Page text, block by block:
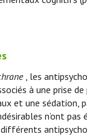
, les
à une prise de
et une sédation,
n’ont pas